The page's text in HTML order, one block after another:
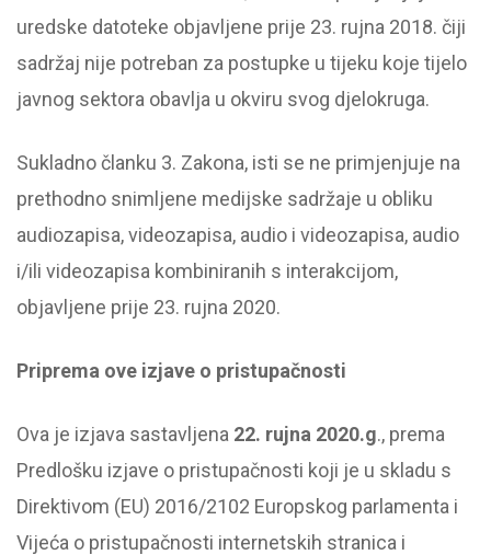
uredske datoteke objavljene prije 23. rujna 2018. čiji
sadržaj nije potreban za postupke u tijeku koje tijelo
javnog sektora obavlja u okviru svog djelokruga.
Sukladno članku 3. Zakona, isti se ne primjenjuje na
prethodno snimljene medijske sadržaje u obliku
audiozapisa, videozapisa, audio i videozapisa, audio
i/ili videozapisa kombiniranih s interakcijom,
objavljene prije 23. rujna 2020.
Priprema ove izjave o pristupačnosti
Ova je izjava sastavljena 22. rujna 2020.g., prema
Predlošku izjave o pristupačnosti koji je u skladu s
Direktivom (EU) 2016/2102 Europskog parlamenta i
Vijeća o pristupačnosti internetskih stranica i